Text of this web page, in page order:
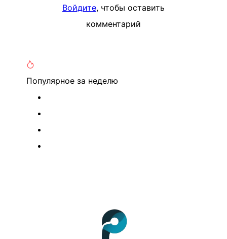
Войдите, чтобы оставить
комментарий
Популярное за неделю